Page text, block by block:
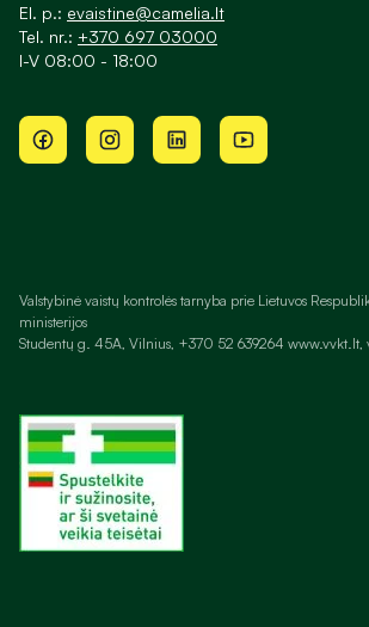
El. p.: evaistine@camelia.lt
Tel. nr.: +370 697 03000
I-V 08:00 - 18:00
Valstybinė vaistų kontrolės tarnyba prie Lietuvos
ministerijos
Studentų g. 45A, Vilnius, +370 52 639264 www.vvkt.lt,